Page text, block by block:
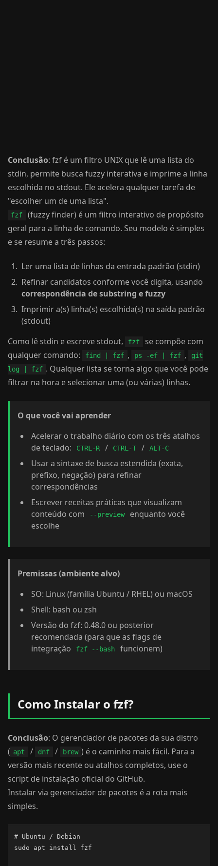
Conclusão: fzf é um filtro UNIX que lê uma lista do
stdin, permite busca fuzzy interativa e imprime a linha
escolhida no stdout. Ele acelera qualquer tarefa de
"escolher um de uma lista".
fzf
(fuzzy finder) é um filtro interativo de propósito
geral para a linha de comando. Seu modelo é simples
e se resume a três passos:
Ler uma lista de linhas da entrada padrão (stdin)
Refinar candidatos conforme você digita, usando
correspondência de substring e fuzzy
Imprimir a(s) linha(s) escolhida(s) na saída padrão
(stdout)
Como lê stdin e escreve stdout,
fzf
se compõe com
qualquer comando:
find | fzf , ps -ef | fzf ,
git
log | fzf . Qualquer lista se torna algo que você pode
filtrar na hora e selecionar uma (ou várias) linhas.
O que você vai aprender
Acelerar o trabalho diário com os três atalhos
de teclado:
CTRL-R / CTRL-T / ALT-C
Usar a sintaxe de busca estendida (exata,
prefixo, negação) para refinar
correspondências
Escrever receitas práticas que visualizam
conteúdo com
--preview
enquanto você
escolhe
Premissas (ambiente alvo)
SO: Linux (família Ubuntu / RHEL) ou macOS
Shell: bash ou zsh
Versão do fzf: 0.48.0 ou posterior
recomendada (para que as flags de
integração
fzf --bash funcionem)
Como Instalar o fzf?
Conclusão: O gerenciador de pacotes da sua distro
( apt / dnf / brew ) é o caminho mais fácil. Para a
versão mais recente ou atalhos completos, use o
script de instalação oficial do GitHub.
Instalar via gerenciador de pacotes é a rota mais
simples.
# Ubuntu / Debian
sudo apt install fzf